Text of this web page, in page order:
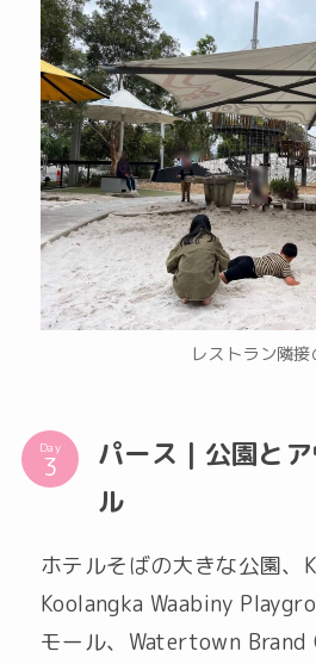
レストラン隣接
Day
パース｜公園と
ル
ホテルそばの大きな公園、
Koolangka Waabiny
モール、Watertown